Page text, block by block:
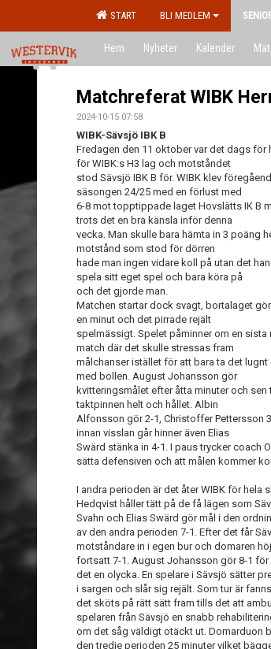
START BLI MEDLEM
Hem Nyheter Kalender
Matchreferat WIBK
2024-10-15 07:58
WIBK-Sävsjö IBK B
Fredagen den 11 oktober var det dags för
för WIBK:s H3 lag och motståndet
stod Sävsjö IBK B för. WIBK klev
säsongen 24/25 med en förlust med
6-8 mot topptippade laget Hovslätts IK B
trots det en bra känsla inför denna
vecka. Man skulle bara hämta in 3 poäng
motstånd som stod för dörren
hade man ingen vidare koll på utan det
spela sitt eget spel och bara köra på
och det gjorde man.
Matchen startar dock svagt, bortalaget
en minut och det pirrade rejält
spelmässigt. Spelet påminner om en sista
match där det skulle stressas fram
målchanser istället för att bara ta det lugnt
med bollen. August Johansson gör
kvitteringsmålet efter åtta minuter och sen
taktpinnen helt och hållet. Albin
Alfonsson gör 2-1, Christoffer Pettersson
innan visslan går hinner även Elias
Swärd stänka in 4-1. I paus trycker coach
sätta defensiven och att målen kommer
I andra perioden är det åter WIBK för
Hedqvist håller tätt på de få lägen som
Svahn och Elias Swärd gör mål i den
av den andra perioden 7-1. Efter det får
motståndare in i egen bur och domaren
fortsatt 7-1. August Johansson gör 8-1
det en olycka. En spelare i Sävsjö sätter
i sargen och slår sig rejält. Som tur är
det sköts på rätt sätt fram tills det att
spelaren från Sävsjö en snabb
om det såg väldigt otäckt ut. Domarduon
den tredje perioden 25 minuter vilket